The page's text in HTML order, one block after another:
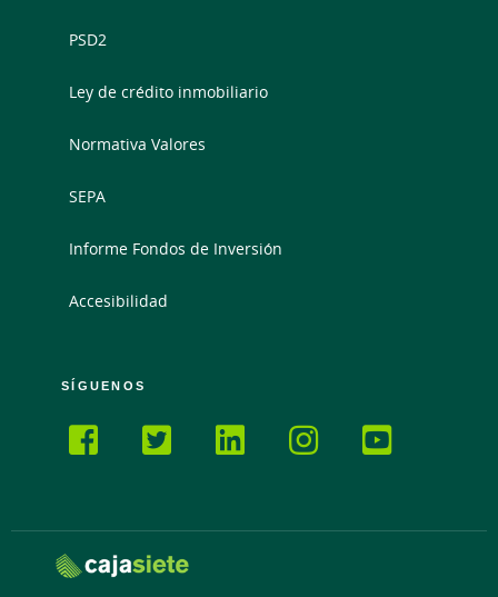
PSD2
Ley de crédito inmobiliario
Normativa Valores
SEPA
Informe Fondos de Inversión
Accesibilidad
SÍGUENOS